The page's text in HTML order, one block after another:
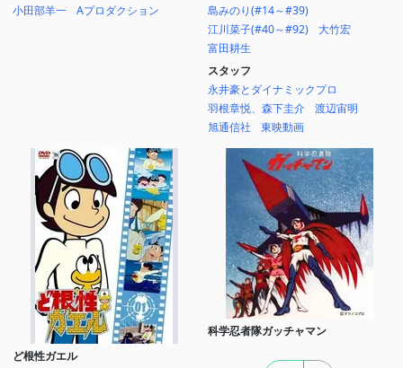
小田部羊一
Aプロダクション
島みのり(#14～#39)
江川菜子(#40～#92)
大竹宏
富田耕生
スタッフ
永井豪とダイナミックプロ
羽根章悦、森下圭介
渡辺宙明
旭通信社
東映動画
ど根性ガエル
科学忍者隊ガッチャマン